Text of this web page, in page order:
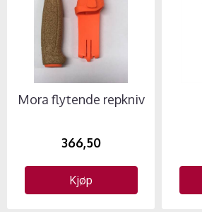
Mora flytende repkniv
366,50
Kjøp